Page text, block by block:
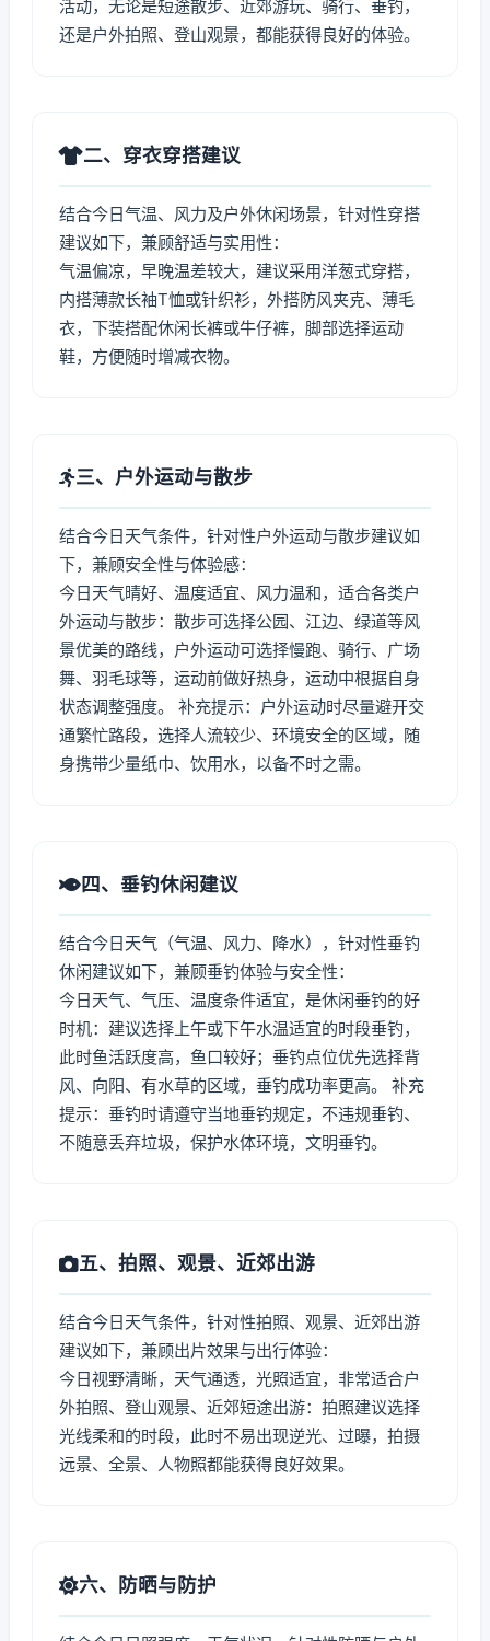
活动，无论是短途散步、近郊游玩、骑行、垂钓，
还是户外拍照、登山观景，都能获得良好的体验。
二、穿衣穿搭建议
结合今日气温、风力及户外休闲场景，针对性穿搭
建议如下，兼顾舒适与实用性：
气温偏凉，早晚温差较大，建议采用洋葱式穿搭，
内搭薄款长袖T恤或针织衫，外搭防风夹克、薄毛
衣，下装搭配休闲长裤或牛仔裤，脚部选择运动
鞋，方便随时增减衣物。
三、户外运动与散步
结合今日天气条件，针对性户外运动与散步建议如
下，兼顾安全性与体验感：
今日天气晴好、温度适宜、风力温和，适合各类户
外运动与散步：散步可选择公园、江边、绿道等风
景优美的路线，户外运动可选择慢跑、骑行、广场
舞、羽毛球等，运动前做好热身，运动中根据自身
状态调整强度。 补充提示：户外运动时尽量避开交
通繁忙路段，选择人流较少、环境安全的区域，随
身携带少量纸巾、饮用水，以备不时之需。
四、垂钓休闲建议
结合今日天气（气温、风力、降水），针对性垂钓
休闲建议如下，兼顾垂钓体验与安全性：
今日天气、气压、温度条件适宜，是休闲垂钓的好
时机：建议选择上午或下午水温适宜的时段垂钓，
此时鱼活跃度高，鱼口较好；垂钓点位优先选择背
风、向阳、有水草的区域，垂钓成功率更高。 补充
提示：垂钓时请遵守当地垂钓规定，不违规垂钓、
不随意丢弃垃圾，保护水体环境，文明垂钓。
五、拍照、观景、近郊出游
结合今日天气条件，针对性拍照、观景、近郊出游
建议如下，兼顾出片效果与出行体验：
今日视野清晰，天气通透，光照适宜，非常适合户
外拍照、登山观景、近郊短途出游：拍照建议选择
光线柔和的时段，此时不易出现逆光、过曝，拍摄
远景、全景、人物照都能获得良好效果。
六、防晒与防护